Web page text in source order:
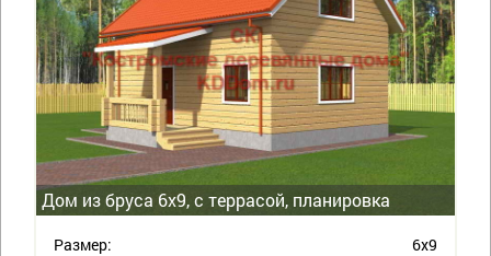
Дом из бруса 6х9, с террасой, планировка
Размер: 6х9